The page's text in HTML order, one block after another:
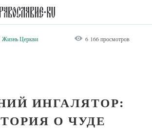
Жизнь Церкви 6 166 просмотров
ИНГАЛЯТОР:
О ЧУДЕ